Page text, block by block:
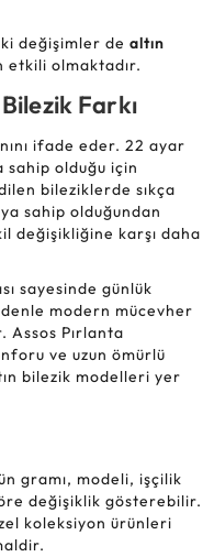
değişimler de altın
etkili olmaktadır.
Farkı
ifade eder. 22 ayar
sahip olduğu için
bileziklerde sıkça
sahip olduğundan
değişikliğine karşı daha
sayesinde günlük
modern mücevher
Assos Pırlanta
ve uzun ömürlü
bilezik modelleri yer
gramı, modeli, işçilik
değişiklik gösterebilir.
koleksiyon ürünleri